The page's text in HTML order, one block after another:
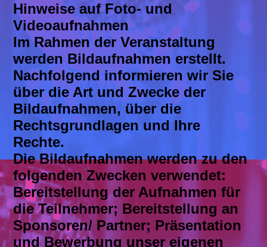
Hinweise auf Foto- und
Videoaufnahmen
Im Rahmen der Veranstaltung
werden Bildaufnahmen erstellt.
Nachfolgend informieren wir Sie
über die Art und Zwecke der
Bildaufnahmen, über die
Rechtsgrundlagen und Ihre
Rechte.
Die Bildaufnahmen werden zu den
folgenden Zwecken verwendet:
Bereitstellung der Aufnahmen für
die Teilnehmer; Bereitstellung an
Sponsoren/ Partner; Präsentation
und Bewerbung unser eigenen